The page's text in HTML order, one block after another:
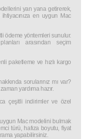
yan yana getirerek,
en uygun Mac
ödeme yöntemleri sunulur.
arasından seçim
paketleme ve hızlı kargo
sorularınız mı var?
yardıma hazır.
çeşitli indirimler ve özel
uygun Mac modelini bulmak
türü, hafıza boyutu, fiyat
yapabilirsiniz.